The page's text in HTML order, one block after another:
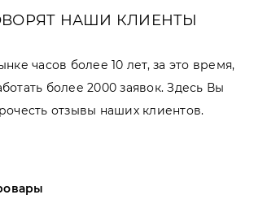
НАШИ КЛИЕНТЫ
часов более 10 лет, за это время,
более 2000 заявок. Здесь Вы
отзывы наших клиентов.